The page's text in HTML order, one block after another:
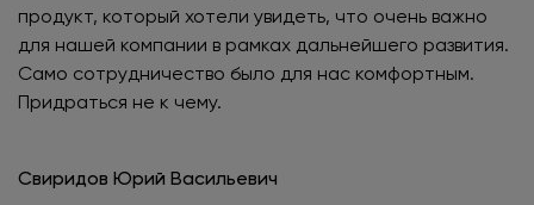
продукт, который хотели увидеть, что очень важно
для нашей компании в рамках дальнейшего развития.
Само сотрудничество было для нас комфортным.
Придраться не к чему.
Свиридов Юрий Васильевич